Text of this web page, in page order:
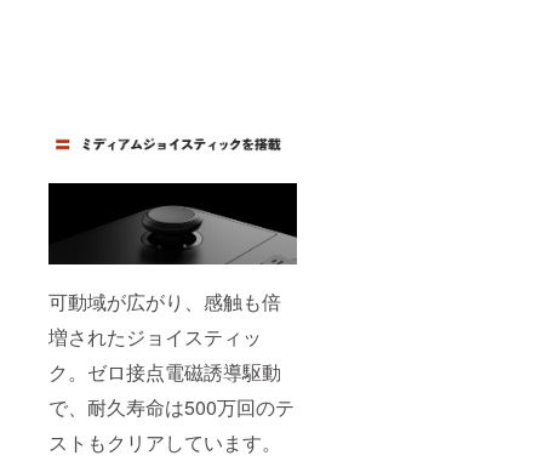
可動域が広がり、感触も倍
増されたジョイスティッ
ク。ゼロ接点電磁誘導駆動
で、耐久寿命は500万回のテ
ストもクリアしています。